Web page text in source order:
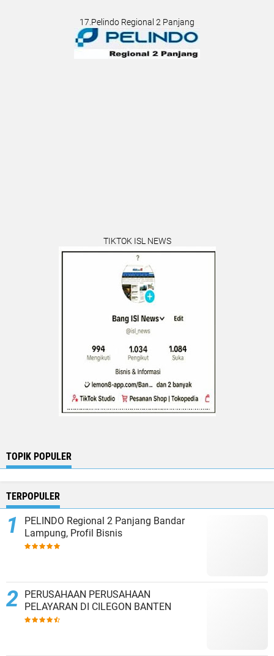
17.Pelindo Regional 2 Panjang
TIKTOK ISL NEWS
TOPIK POPULER
TERPOPULER
PELINDO Regional 2 Panjang Bandar
Lampung, Profil Bisnis
PERUSAHAAN PERUSAHAAN
PELAYARAN DI CILEGON BANTEN